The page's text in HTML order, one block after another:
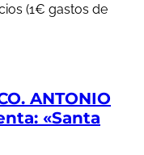
(1€ gastos de
ANTONIO
«Santa